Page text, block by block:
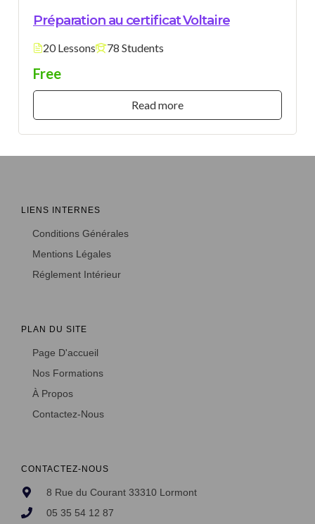
Préparation au certificat Voltaire
20 Lessons 78 Students
Free
Read more
CONTACTEZ-NOUS
8 Rue du Courant 33310 Lormont
05 35 54 12 87
PLAN DU SITE
Page D'accueil
Nos Formations
À Propos
Contactez-Nous
LIENS INTERNES
Conditions Générales
Mentions Légales
Réglement Intérieur